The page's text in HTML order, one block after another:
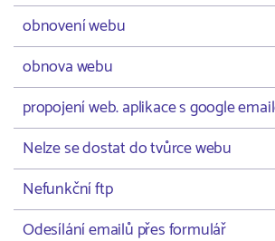
obnovení webu
obnova webu
propojení web. aplikace s google
Nelze se dostat do tvůrce webu
Nefunkční ftp
Odesílání emailů přes formulář